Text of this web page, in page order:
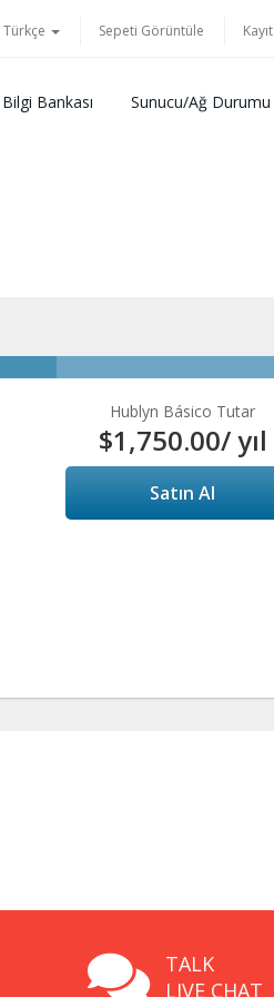
Türkçe Sepeti Görüntüle Kayıt
Bilgi Bankası Sunucu/Ağ Durumu
Hublyn Básico Tutar
$1,750.00/ yıl
Satın Al
TALK
LIVE CHAT